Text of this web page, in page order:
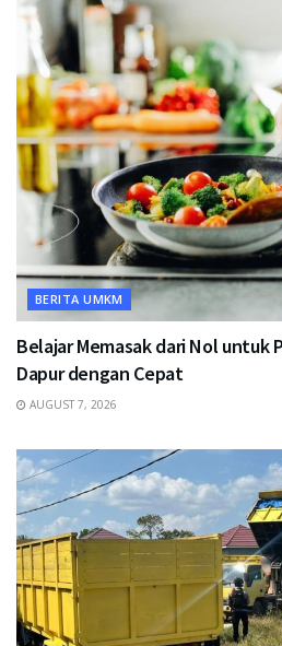
BERITA UMKM
Belajar Memasak dari Nol untuk
Dapur dengan Cepat
AUGUST 7, 2026